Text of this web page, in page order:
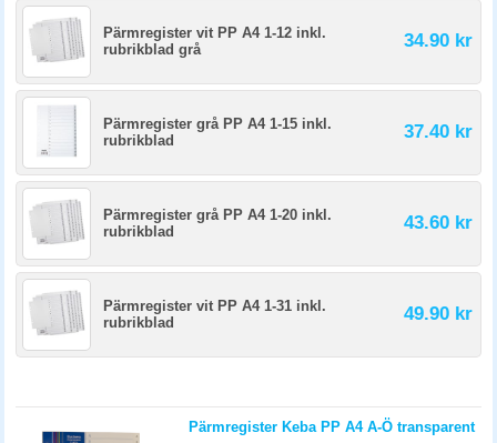
Pärmregister vit PP A4 1-12 inkl.
rubrikblad grå
34.90 kr
Pärmregister grå PP A4 1-15 inkl.
rubrikblad
37.40 kr
Pärmregister grå PP A4 1-20 inkl.
rubrikblad
43.60 kr
Pärmregister vit PP A4 1-31 inkl.
rubrikblad
49.90 kr
Pärmregister Keba PP A4 A-Ö transparent